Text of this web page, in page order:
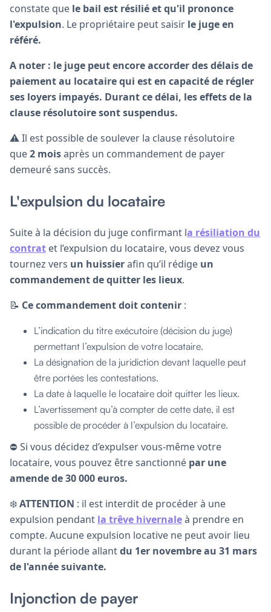
constate que le bail est résilié et qu'il prononce
l'expulsion. Le propriétaire peut saisir le juge en
référé.
A noter : le juge peut encore accorder des délais de
paiement au locataire qui est en capacité de régler
ses loyers impayés. Durant ce délai, les effets de la
clause résolutoire sont suspendus.
⚠️ Il est possible de soulever la clause résolutoire
que2 moisaprès un commandement de payer
demeuré sans succès.
L'expulsion du locataire
Suite à la décision du juge confirmant la résiliation du
contrat et l’expulsion du locataire, vous devez vous
tournez vers un huissierafin qu’il rédige un
commandement de quitter les lieux.
📝 Ce commandement doit contenir :
L’indication du titre exécutoire (décision du juge)
permettant l’expulsion de votre locataire.
La désignation de la juridiction devant laquelle peut
être portées les contestations.
La date à laquelle le locataire doit quitter les lieux.
L’avertissement qu’à compter de cette date, il est
possible de procéder à l’expulsion du locataire.
⛔️ Si vous décidez d’expulser vous-même votre
locataire, vous pouvez être sanctionné par une
amende de 30 000 euros.
❄️ATTENTION : il est interdit de procéder à une
expulsion pendant la trêve hivernaleà prendre en
compte. Aucune expulsion locative ne peut avoir lieu
durant la période allantdu 1er novembre au 31 mars
de l'année suivante.
Injonction de payer